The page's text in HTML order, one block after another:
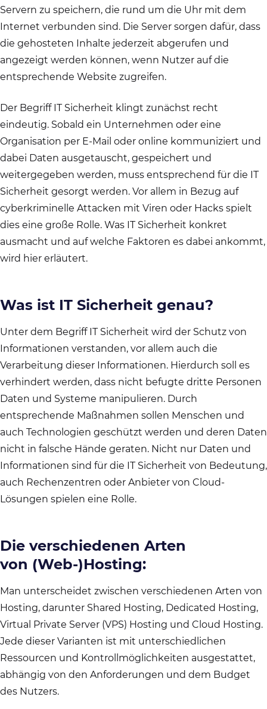
Servern zu speichern, die rund um die Uhr mit dem
Internet verbunden sind. Die Server sorgen dafür, dass
die gehosteten Inhalte jederzeit abgerufen und
angezeigt werden können, wenn Nutzer auf die
entsprechende Website zugreifen.
Der Begriff IT Sicherheit klingt zunächst recht
eindeutig. Sobald ein Unternehmen oder eine
Organisation per E-Mail oder online kommuniziert und
dabei Daten ausgetauscht, gespeichert und
weitergegeben werden, muss entsprechend für die IT
Sicherheit gesorgt werden. Vor allem in Bezug auf
cyberkriminelle Attacken mit Viren oder Hacks spielt
dies eine große Rolle. Was IT Sicherheit konkret
ausmacht und auf welche Faktoren es dabei ankommt,
wird hier erläutert.
Was ist IT Sicherheit genau?
Unter dem Begriff IT Sicherheit wird der Schutz von
Informationen verstanden, vor allem auch die
Verarbeitung dieser Informationen. Hierdurch soll es
verhindert werden, dass nicht befugte dritte Personen
Daten und Systeme manipulieren. Durch
entsprechende Maßnahmen sollen Menschen und
auch Technologien geschützt werden und deren Daten
nicht in falsche Hände geraten. Nicht nur Daten und
Informationen sind für die IT Sicherheit von Bedeutung,
auch Rechenzentren oder Anbieter von Cloud-
Lösungen spielen eine Rolle.
Die verschiedenen Arten
von (Web-)Hosting:
Man unterscheidet zwischen verschiedenen Arten von
Hosting, darunter Shared Hosting, Dedicated Hosting,
Virtual Private Server (VPS) Hosting und Cloud Hosting.
Jede dieser Varianten ist mit unterschiedlichen
Ressourcen und Kontrollmöglichkeiten ausgestattet,
abhängig von den Anforderungen und dem Budget
des Nutzers.